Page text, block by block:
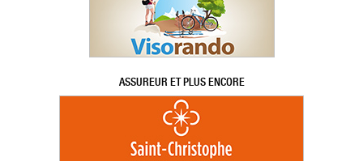
ASSUREUR ET PLUS ENCORE